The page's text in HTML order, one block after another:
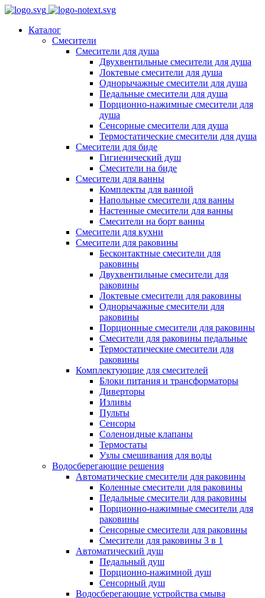
Каталог
Смесители
Смесители для душа
Двухвентильные смесители для душа
Локтевые смесители для душа
Однорычажные смесители для душа
Педальные смесители для душа
Порционно-нажимные смесители для
душа
Сенсорные смесители для душа
Термостатические смесители для душа
Смесители для биде
Гигиенический душ
Смесители на биде
Смесители для ванны
Комплекты для ванной
Напольные смесители для ванны
Настенные смесители для ванны
Смесители на борт ванны
Смесители для кухни
Смесители для раковины
Бесконтактные смесители для
раковины
Двухвентильные смесители для
раковины
Локтевые смесители для раковины
Однорычажные смесители для
раковины
Порционные смесители для раковины
Смесители для раковины педальные
Термостатические смесители для
раковины
Комплектующие для смесителей
Блоки питания и трансформаторы
Диверторы
Изливы
Пульты
Сенсоры
Соленоидные клапаны
Термостаты
Узлы смешивания для воды
Водосберегающие решения
Автоматические смесители для раковины
Коленные смесители для раковины
Педальные смесители для раковины
Порционно-нажимные смесители для
раковины
Сенсорные смесители для раковины
Смесители для раковины 3 в 1
Автоматический душ
Педальный душ
Порционно-нажимной душ
Сенсорный душ
Водосберегающие устройства смыва